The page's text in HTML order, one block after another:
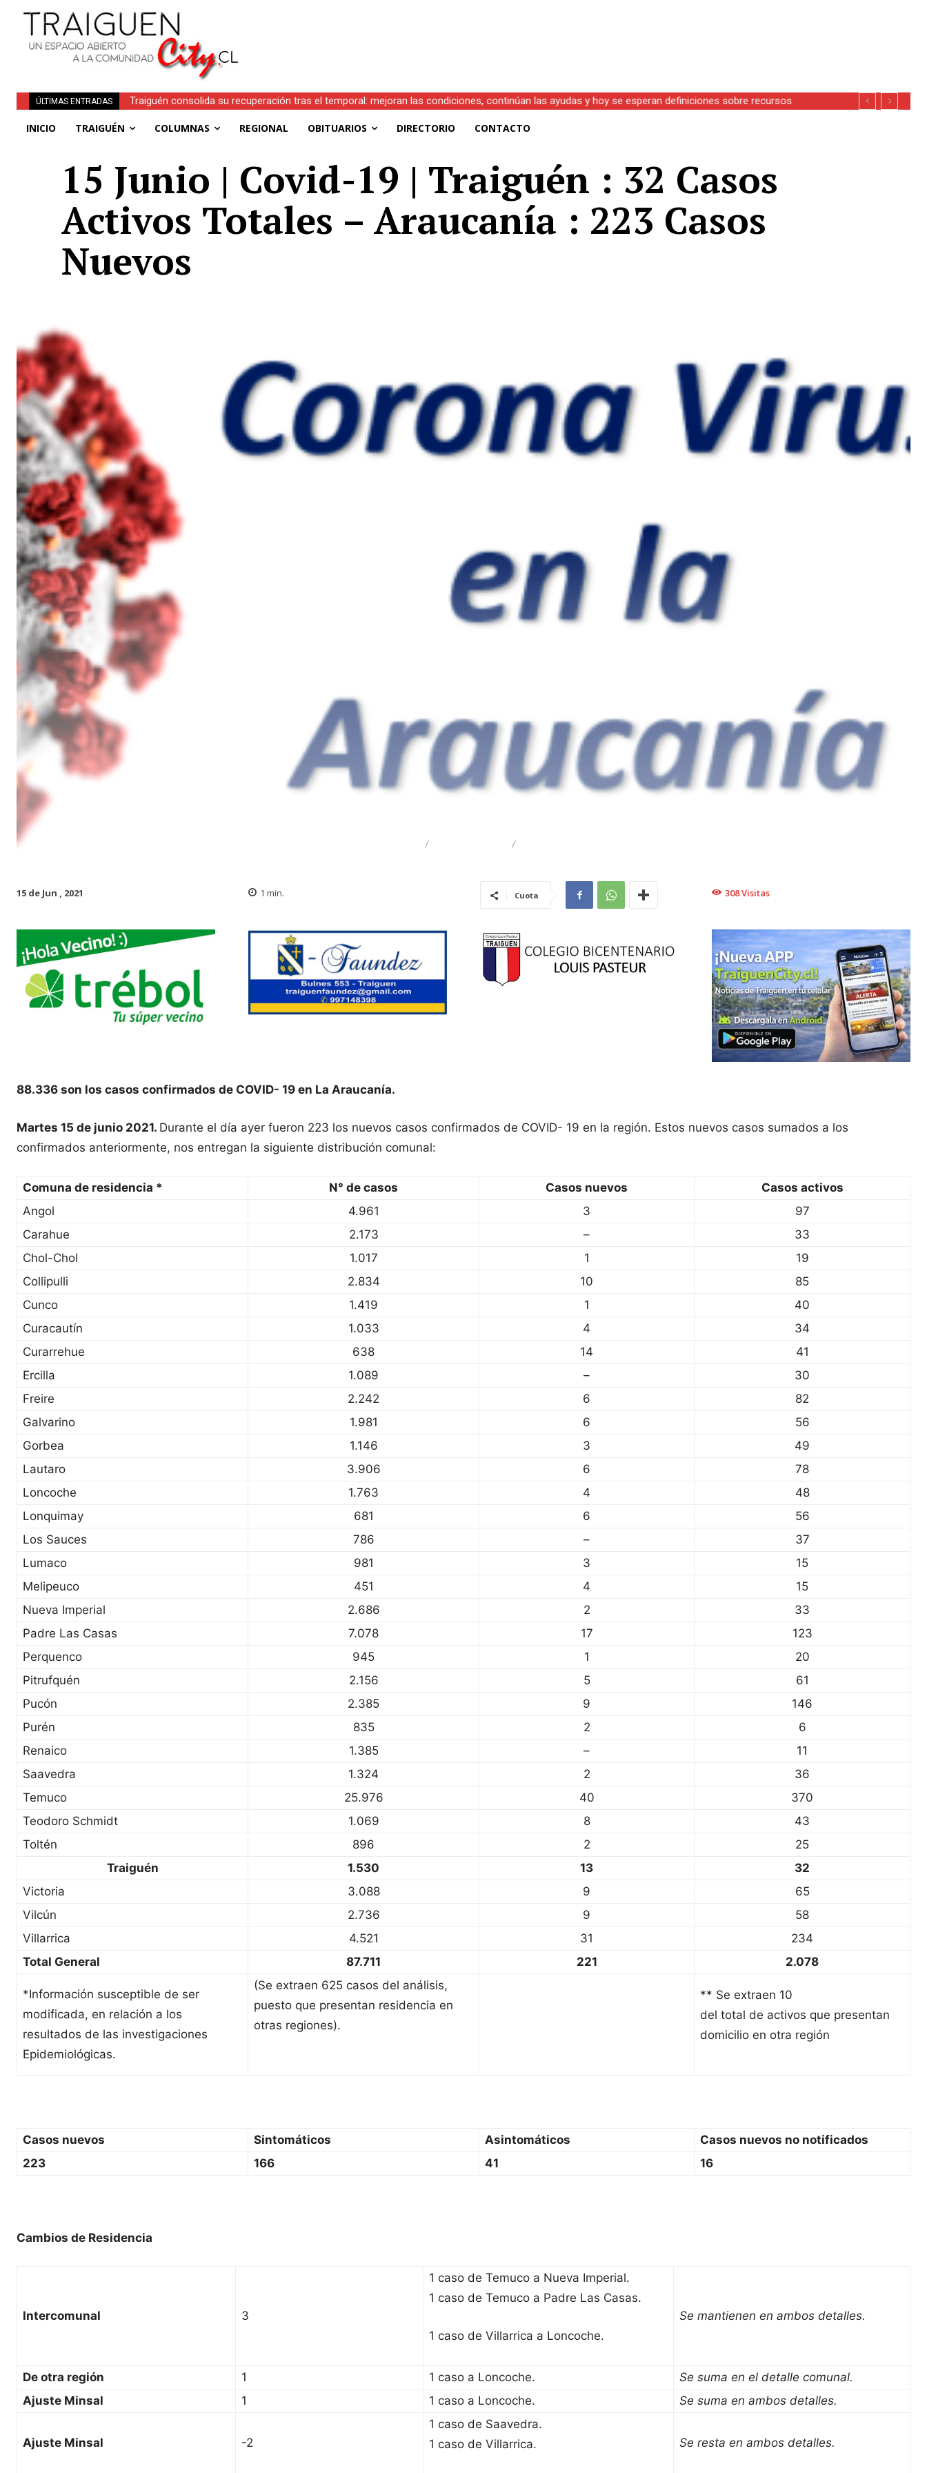
ÚLTIMAS ENTRADAS
Traiguén consolida su recuperación tras el temporal: mejoran las condiciones, continúan las ayudas y hoy se esperan definiciones sobre recursos
INICIO TRAIGUÉN COLUMNAS REGIONAL OBITUARIOS DIRECTORIO CONTACTO
15 Junio | Covid-19 | Traiguén : 32 Casos
Activos Totales – Araucanía : 223 Casos
Nuevos
15 de Jun , 2021 1 min. Cuota 308Visitas
88.336 son los casos confirmados de COVID- 19 en La Araucanía.
Martes 15 de junio 2021. Durante el día ayer fueron 223 los nuevos casos confirmados de COVID- 19 en la región. Estos nuevos casos sumados a los
confirmados anteriormente, nos entregan la siguiente distribución comunal:
Comuna de residencia * N° de casos Casos nuevos
Casos activos
Angol
4.961 3
97
Carahue
2.173 –
33
Chol-Chol
1.017 1
19
Collipulli
2.834 10
85
Cunco
1.419 1
40
Curacautín
1.033 4
34
Curarrehue
638 14
41
Ercilla
1.089 –
30
Freire
2.242 6
82
Galvarino
1.981 6
56
Gorbea
1.146 3
49
Lautaro
3.906 6
78
Loncoche
1.763 4
48
Lonquimay
681 6
56
Los Sauces
786 –
37
Lumaco
981 3
15
Melipeuco
451 4
15
Nueva Imperial
2.686 2
33
Padre Las Casas
7.078 17
123
Perquenco
945 1
20
Pitrufquén
2.156 5
61
Pucón
2.385 9
146
Purén
835 2
6
Renaico
1.385 –
11
Saavedra
1.324 2
36
Temuco
25.976 40
370
Teodoro Schmidt
1.069 8
43
Toltén
896 2
25
Traiguén
1.530 13
32
Victoria
3.088 9
65
Vilcún
2.736 9
58
Villarrica
4.521 31
234
Total General
87.711 221 2.078
*Información susceptible de ser
modificada, en relación a los
resultados de las investigaciones
Epidemiológicas.
(Se extraen 625 casos del análisis,
puesto que presentan residencia en
otras regiones).
** Se extraen 10
del total de activos que presentan
domicilio en otra región
Casos nuevos Sintomáticos Asintomáticos
Casos nuevos no notificados
223
166 41 16
Cambios de Residencia
Intercomunal 3
1 caso de Temuco a Nueva Imperial.
1 caso de Temuco a Padre Las Casas.
1 caso de Villarrica a Loncoche.
Se mantienen en ambos detalles.
De otra región 1 1 caso a Loncoche.
Se suma en el detalle comunal.
Ajuste Minsal
1 1 caso a Loncoche. Se suma en ambos detalles.
Ajuste Minsal -2
1 caso de Saavedra.
1 caso de Villarrica.
Se resta en ambos detalles.